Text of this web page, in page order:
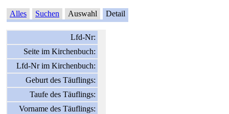
Alles Suchen Auswahl Detail
Lfd-Nr:
Seite im Kirchenbuch:
Lfd-Nr im Kirchenbuch:
Geburt des Täuflings:
Taufe des Täuflings:
Vorname des Täuflings: